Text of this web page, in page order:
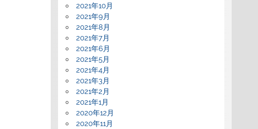
2021年10月
2021年9月
2021年8月
2021年7月
2021年6月
2021年5月
2021年4月
2021年3月
2021年2月
2021年1月
2020年12月
2020年11月